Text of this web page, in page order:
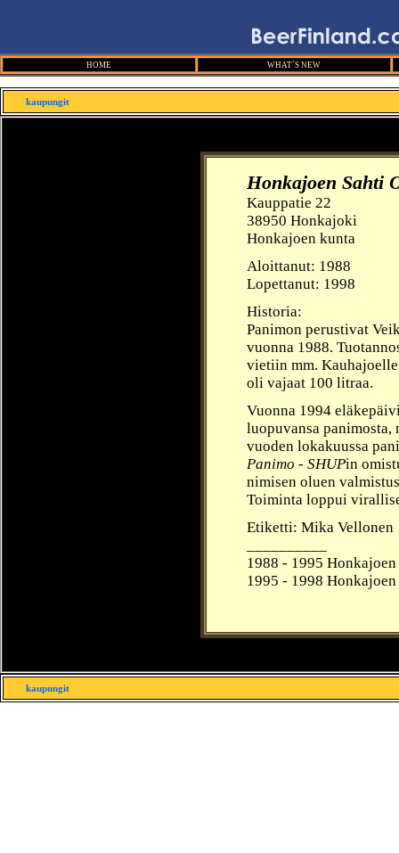
HOME WHAT´S NEW
kaupungit
Honkajoen Sahti
Kauppatie 22
38950 Honkajoki
Honkajoen kunta
Aloittanut: 1988
Lopettanut: 1998
Historia:
Panimon perustivat
vuonna 1988.
vietiin mm.
oli vajaat 100 litraa.
Vuonna 1994
luopuvansa
vuoden lokakuussa
Panimo - SHUPin
nimisen oluen
Toiminta loppui
Etiketti: Mika Vellonen
1988 - 1995
1995 - 1998
kaupungit